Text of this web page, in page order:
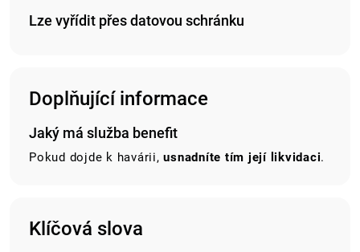
Lze vyřídit přes datovou schránku
Doplňující informace
Jaký má služba benefit
Pokud dojde k havárii,usnadníte tím její likvidaci.
Klíčová slova